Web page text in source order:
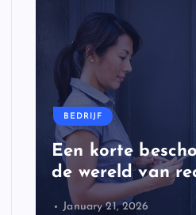
BEDRIJF
Een korte
de wereld van
January 21, 2026